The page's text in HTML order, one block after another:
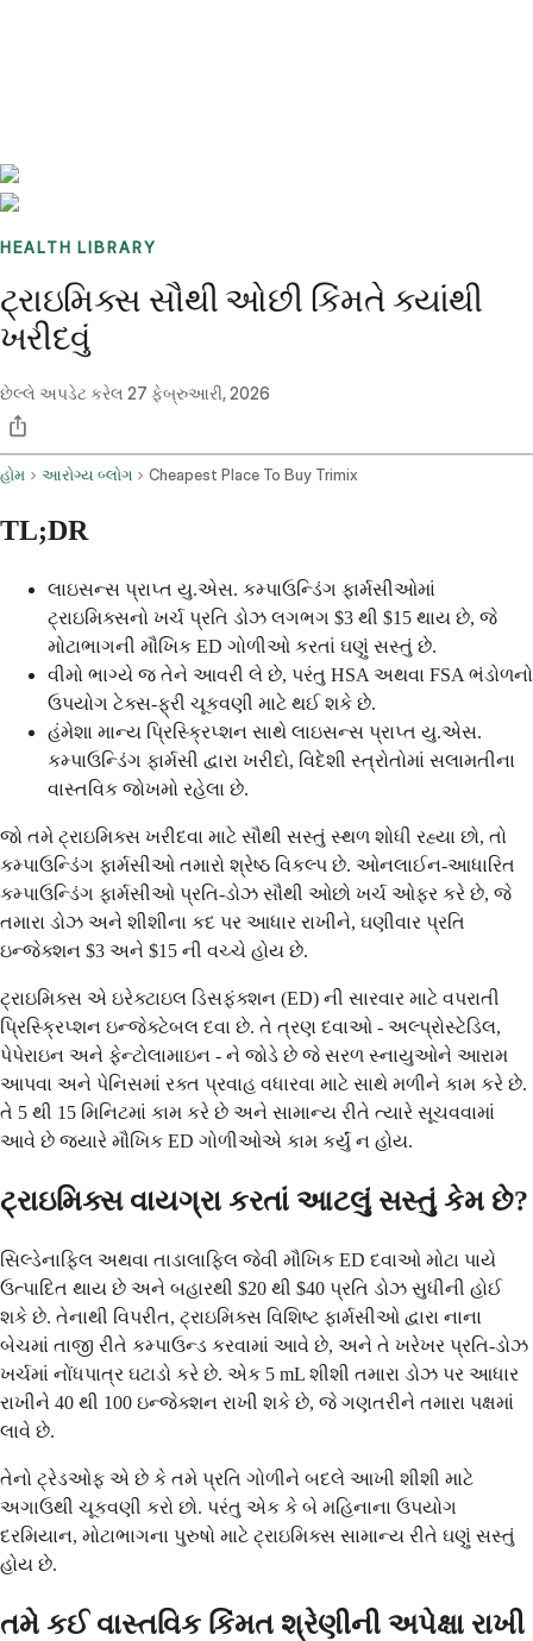
HEALTH LIBRARY
ટ્રાઇમિક્સ સૌથી ઓછી કિંમતે ક્યાંથી
ખરીદવું
છેલ્લે અપડેટ કરેલ 27 ફેબ્રુઆરી, 2026
હોમ આરોગ્ય બ્લોગ Cheapest Place To Buy Trimix
TL;DR
લાઇસન્સ પ્રાપ્ત યુ.એસ. કમ્પાઉન્ડિંગ ફાર્મસીઓમાં
ટ્રાઇમિક્સનો ખર્ચ પ્રતિ ડોઝ લગભગ $3 થી $15 થાય છે, જે
મોટાભાગની મૌખિક ED ગોળીઓ કરતાં ઘણું સસ્તું છે.
વીમો ભાગ્યે જ તેને આવરી લે છે, પરંતુ HSA અથવા FSA ભંડોળનો
ઉપયોગ ટેક્સ-ફ્રી ચૂકવણી માટે થઈ શકે છે.
હંમેશા માન્ય પ્રિસ્ક્રિપ્શન સાથે લાઇસન્સ પ્રાપ્ત યુ.એસ.
કમ્પાઉન્ડિંગ ફાર્મસી દ્વારા ખરીદો, વિદેશી સ્ત્રોતોમાં સલામતીના
વાસ્તવિક જોખમો રહેલા છે.
જો તમે ટ્રાઇમિક્સ ખરીદવા માટે સૌથી સસ્તું સ્થળ શોધી રહ્યા છો, તો
કમ્પાઉન્ડિંગ ફાર્મસીઓ તમારો શ્રેષ્ઠ વિકલ્પ છે. ઓનલાઈન-આધારિત
કમ્પાઉન્ડિંગ ફાર્મસીઓ પ્રતિ-ડોઝ સૌથી ઓછો ખર્ચ ઓફર કરે છે, જે
તમારા ડોઝ અને શીશીના કદ પર આધાર રાખીને, ઘણીવાર પ્રતિ
ઇન્જેક્શન $3 અને $15 ની વચ્ચે હોય છે.
ટ્રાઇમિક્સ એ ઇરેક્ટાઇલ ડિસફંક્શન (ED) ની સારવાર માટે વપરાતી
પ્રિસ્ક્રિપ્શન ઇન્જેક્ટેબલ દવા છે. તે ત્રણ દવાઓ - અલ્પ્રોસ્ટેડિલ,
પેપેરાઇન અને ફેન્ટોલામાઇન - ને જોડે છે જે સરળ સ્નાયુઓને આરામ
આપવા અને પેનિસમાં રક્ત પ્રવાહ વધારવા માટે સાથે મળીને કામ કરે છે.
તે 5 થી 15 મિનિટમાં કામ કરે છે અને સામાન્ય રીતે ત્યારે સૂચવવામાં
આવે છે જ્યારે મૌખિક ED ગોળીઓએ કામ કર્યું ન હોય.
ટ્રાઇમિક્સ વાયગ્રા કરતાં આટલું સસ્તું કેમ છે?
સિલ્ડેનાફિલ અથવા તાડાલાફિલ જેવી મૌખિક ED દવાઓ મોટા પાયે
ઉત્પાદિત થાય છે અને બહારથી $20 થી $40 પ્રતિ ડોઝ સુધીની હોઈ
શકે છે. તેનાથી વિપરીત, ટ્રાઇમિક્સ વિશિષ્ટ ફાર્મસીઓ દ્વારા નાના
બેચમાં તાજી રીતે કમ્પાઉન્ડ કરવામાં આવે છે, અને તે ખરેખર પ્રતિ-ડોઝ
ખર્ચમાં નોંધપાત્ર ઘટાડો કરે છે. એક 5 mL શીશી તમારા ડોઝ પર આધાર
રાખીને 40 થી 100 ઇન્જેક્શન રાખી શકે છે, જે ગણતરીને તમારા પક્ષમાં
લાવે છે.
તેનો ટ્રેડઓફ એ છે કે તમે પ્રતિ ગોળીને બદલે આખી શીશી માટે
અગાઉથી ચૂકવણી કરો છો. પરંતુ એક કે બે મહિનાના ઉપયોગ
દરમિયાન, મોટાભાગના પુરુષો માટે ટ્રાઇમિક્સ સામાન્ય રીતે ઘણું સસ્તું
હોય છે.
તમે કઈ વાસ્તવિક કિંમત શ્રેણીની અપેક્ષા રાખી